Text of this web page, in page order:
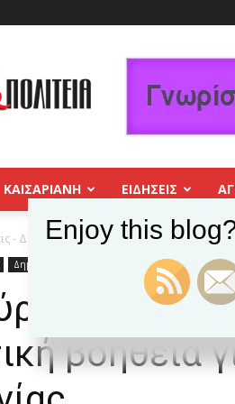
ΚΑΙΣΑΡΙΑΝΗ ΕΙΔΗΣΕΙΣ
- Δελτία τύπου Ο Δήμος Βύρωνα
Δημοφιλή άρθρα
βοήθεια
Enjoy this